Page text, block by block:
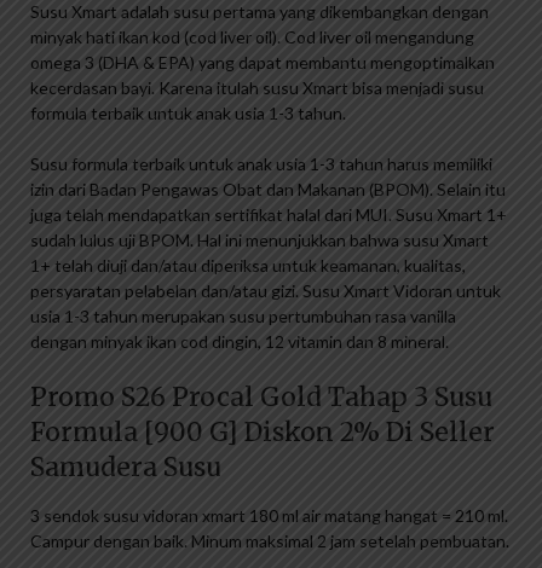
Susu Xmart adalah susu pertama yang dikembangkan dengan
minyak hati ikan kod (cod liver oil). Cod liver oil mengandung
omega 3 (DHA & EPA) yang dapat membantu mengoptimalkan
kecerdasan bayi. Karena itulah susu Xmart bisa menjadi susu
formula terbaik untuk anak usia 1-3 tahun.
Susu formula terbaik untuk anak usia 1-3 tahun harus memiliki
izin dari Badan Pengawas Obat dan Makanan (BPOM). Selain itu
juga telah mendapatkan sertifikat halal dari MUI. Susu Xmart 1+
sudah lulus uji BPOM. Hal ini menunjukkan bahwa susu Xmart
1+ telah diuji dan/atau diperiksa untuk keamanan, kualitas,
persyaratan pelabelan dan/atau gizi. Susu Xmart Vidoran untuk
usia 1-3 tahun merupakan susu pertumbuhan rasa vanilla
dengan minyak ikan cod dingin, 12 vitamin dan 8 mineral.
Promo S26 Procal Gold Tahap 3 Susu
Formula [900 G] Diskon 2% Di Seller
Samudera Susu
3 sendok susu vidoran xmart 180 ml air matang hangat = 210 ml.
Campur dengan baik. Minum maksimal 2 jam setelah pembuatan.